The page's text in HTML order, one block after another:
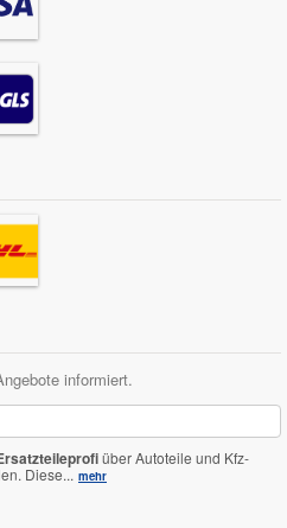
informiert.
über Autoteile und Kfz-
Diese... mehr